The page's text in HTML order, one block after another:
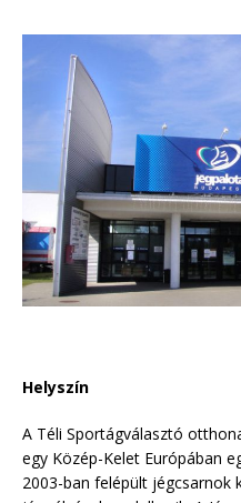
Helyszín
A Téli Sportágválasztó
egy Közép-Kelet Európában
2003-ban felépült jégcsarnok